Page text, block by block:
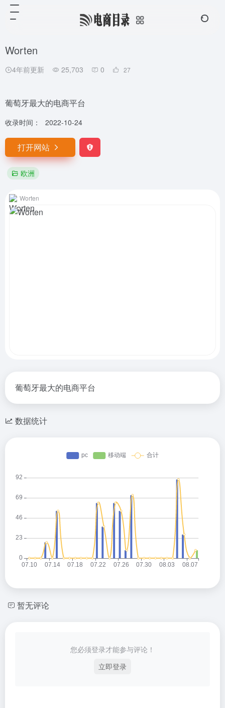
Worten
4年前更新 25,703 0 27
葡萄牙最大的电商平台
收录时间： 2022-10-24
打开网站
欧洲
Worten
葡萄牙最大的电商平台
数据统计
暂无评论
您必须登录才能参与评论！
立即登录